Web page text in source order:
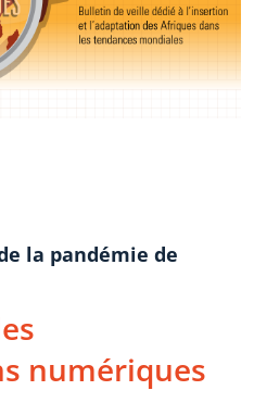
la pandémie de
numériques